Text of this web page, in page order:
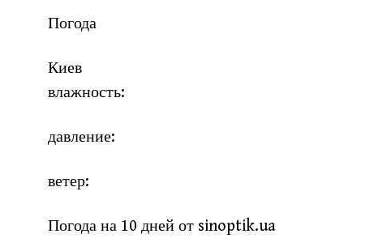
Погода
Киев
влажность:
давление:
ветер:
Погода на 10 дней от sinoptik.ua